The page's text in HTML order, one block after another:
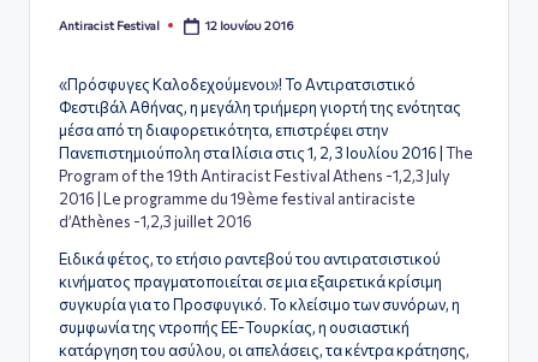
Συγγραφέας:
Antiracist Festival 12 Ιουνίου 2016
«Πρόσφυγες Καλοδεχούμενοι»! Το Αντιρατσιστικό
Φεστιβάλ Αθήνας, η μεγάλη τριήμερη γιορτή της ενότητας
μέσα από τη διαφορετικότητα, επιστρέφει στην
Πανεπιστημιούπολη στα Ιλίσια στις 1, 2, 3 Ιουλίου 2016 | The
Program of the 19th Antiracist Festival Athens -1,2,3 July
2016 | Le programme du 19ème festival antiraciste
d’Athènes -1,2,3 juillet 2016
Ειδικά φέτος, το ετήσιο ραντεβού του αντιρατσιστικού
κινήματος πραγματοποιείται σε μια εξαιρετικά κρίσιμη
συγκυρία για το Προσφυγικό. Το κλείσιμο των συνόρων, η
συμφωνία της ντροπής ΕΕ-Τουρκίας, η ουσιαστική
κατάργηση του ασύλου, οι απελάσεις, τα κέντρα κράτησης,